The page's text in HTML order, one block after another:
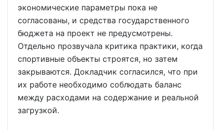
экономические параметры пока не
согласованы, и средства государственного
бюджета на проект не предусмотрены.
Отдельно прозвучала критика практики, когда
спортивные объекты строятся, но затем
закрываются. Докладчик согласился, что при
их работе необходимо соблюдать баланс
между расходами на содержание и реальной
загрузкой.